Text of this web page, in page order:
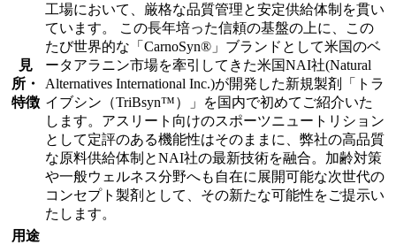
見
所・
特徴
工場において、厳格な品質管理と安定供給体制を貫い
ています。 この長年培った信頼の基盤の上に、この
たび世界的な「CarnoSyn®」ブランドとして米国のベ
ータアラニン市場を牽引してきた米国NAI社(Natural
Alternatives International Inc.)が開発した新規製剤「トラ
イブシン（TriBsyn™）」を国内で初めてご紹介いた
します。アスリート向けのスポーツニュートリション
として定評のある機能性はそのままに、弊社の高品質
な原料供給体制とNAI社の最新技術を融合。加齢対策
や一般ウェルネス分野へも自在に展開可能な次世代の
コンセプト製剤として、その新たな可能性をご提示い
たします。
用途